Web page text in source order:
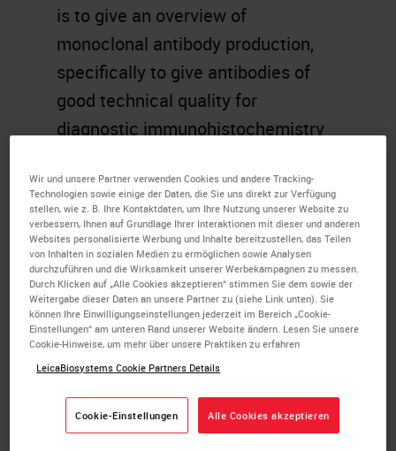
is to give an overview of
monoclonal antibody production,
specifically to give antibodies of
good technical quality for
diagnostic immunohistochemistry
embedded material. Methods of
clone selection, antibody
characterization and protocol
optimization will be discussed.
Learning Objectives
Description of how monoclonal
antibodies are made and how
Wir und unsere Partner verwenden Cookies und andere Tracking-
Technologien sowie einige der Daten, die Sie uns direkt zur Verfügung
stellen, wie z. B. Ihre Kontaktdaten, um Ihre Nutzung unserer Website zu
verbessern, Ihnen auf Grundlage Ihrer Interaktionen mit dieser und anderen
Websites personalisierte Werbung und Inhalte bereitzustellen, das Teilen
von Inhalten in sozialen Medien zu ermöglichen sowie Analysen
durchzuführen und die Wirksamkeit unserer Werbekampagnen zu messen.
Durch Klicken auf „Alle Cookies akzeptieren“ stimmen Sie dem sowie der
Weitergabe dieser Daten an unsere Partner zu (siehe Link unten). Sie
können Ihre Einwilligungseinstellungen jederzeit im Bereich „Cookie-
Einstellungen“ am unteren Rand unserer Website ändern. Lesen Sie unsere
Cookie-Hinweise, um mehr über unsere Praktiken zu erfahren
LeicaBiosystems Cookie Partners Details
Cookie-Einstellungen Alle Cookies akzeptieren